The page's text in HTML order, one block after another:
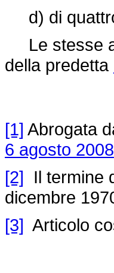
d) di
Le stesse
della predetta
[1] Abrogata
6 agosto
[2] Il termine
dicembre
[3] Articolo